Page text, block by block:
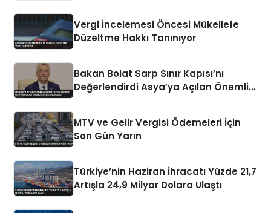
Vergi İncelemesi Öncesi Mükellefe
Düzeltme Hakkı Tanınıyor
Bakan Bolat Sarp Sınır Kapısı’nı
Değerlendirdi Asya’ya Açılan Önemli
MTV ve Gelir Vergisi Ödemeleri İçin
Son Gün Yarın
Türkiye’nin Haziran İhracatı Yüzde 21,7
Artışla 24,9 Milyar Dolara Ulaştı